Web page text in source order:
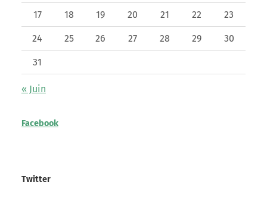
17 18 19 20 21 22 23
24 25 26 27 28 29 30
31
« Juin
Facebook
Twitter